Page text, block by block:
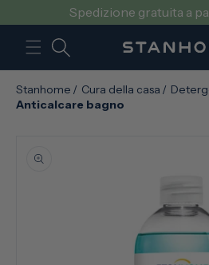
DIRETTAMENTESpedizione gratuita a
Stanhome / Cura della casa /
Anticalcare bagno